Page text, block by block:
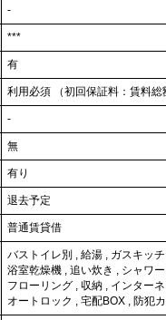
-
***
有
利用必須 （初回保証料：賃料
-
無
有り
退去予定
普通賃貸借
バストイレ別 給湯
ガスキッ
浴室乾燥機
追い炊き シャワー
フローリング
収納
インター
オートロック
宅配BOX 防犯